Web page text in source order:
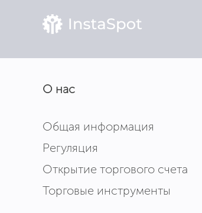
О нас
Общая информация
Регуляция
Открытие торгового счета
Торговые инструменты